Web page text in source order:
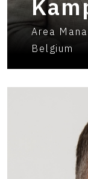
Area
Belgium